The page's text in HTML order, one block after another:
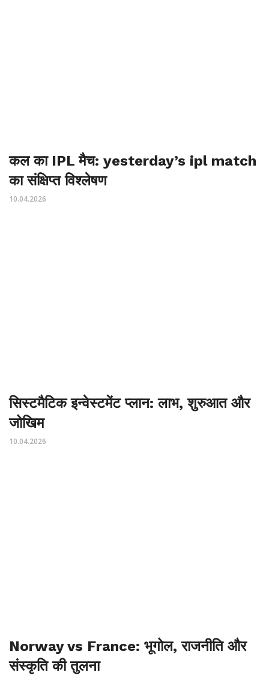
कल का IPL मैच: yesterday’s ipl match
का संक्षिप्त विश्लेषण
10.04.2026
सिस्टमैटिक इन्वेस्टमेंट प्लान: लाभ, शुरुआत और
जोखिम
10.04.2026
Norway vs France: भूगोल, राजनीति और
संस्कृति की तुलना